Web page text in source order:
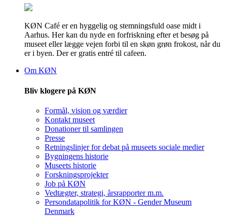
KØN Café er en hyggelig og stemningsfuld oase midt i
Aarhus. Her kan du nyde en forfriskning efter et besøg på
museet eller lægge vejen forbi til en skøn grøn frokost, når du
er i byen. Der er gratis entré til cafeen.
Om KØN
Bliv klogere på KØN
Formål, vision og værdier
Kontakt museet
Donationer til samlingen
Presse
Retningslinjer for debat på museets sociale medier
Bygningens historie
Museets historie
Forskningsprojekter
Job på KØN
Vedtægter, strategi, årsrapporter m.m.
Persondatapolitik for KØN - Gender Museum
Denmark